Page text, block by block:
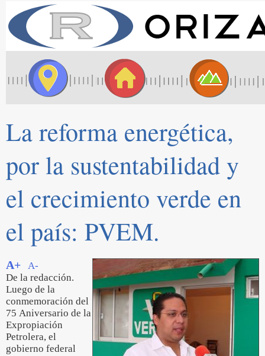
La reforma energética,
por la sustentabilidad y
el crecimiento verde en
el país: PVEM.
A+
A-
De la redacción.
Luego de la
conmemoración del
75 Aniversario de la
Expropiación
Petrolera, el
gobierno federal